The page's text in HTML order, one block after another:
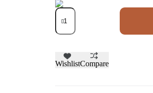
WishlistCompare